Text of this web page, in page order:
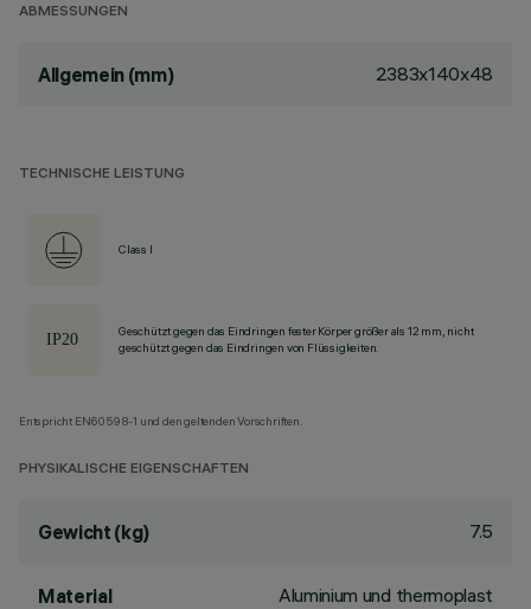
ABMESSUNGEN
Allgemein (mm) 2383x140x48
TECHNISCHE LEISTUNG
Class I
Geschützt gegen das Eindringen fester Körper größer als 12 mm, nicht
geschützt gegen das Eindringen von Flüssigkeiten.
Entspricht EN60598-1 und den geltenden Vorschriften.
PHYSIKALISCHE EIGENSCHAFTEN
Gewicht (kg) 7.5
Material Aluminium und thermoplast